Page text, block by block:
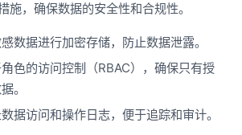
施，确保数据的安全性和合规性。
数据进行加密存储，防止数据泄露。
色的访问控制（RBAC），确保只有授
。
据访问和操作日志，便于追踪和审计。